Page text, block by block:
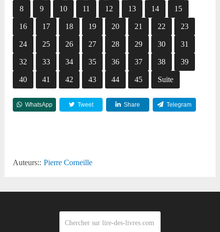
8 9 10 11 12 13 14 15
16 17 18 19 20 21 22 23
24 25 26 27 28 29 30 31
32 33 34 35 36 37 38 39
40 41 42 43 44 45 Suite
WhatsApp Tweet Share Telegram
Auteurs:: Pierre Corneille